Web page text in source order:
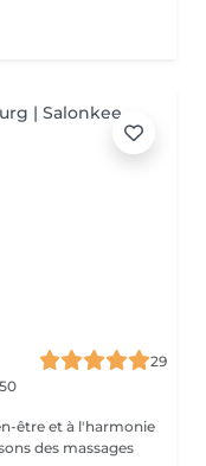
29
être et à l'harmonie
des massages